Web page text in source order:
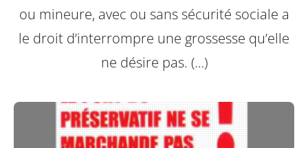
ou mineure, avec ou sans sécurité sociale a
le droit d’interrompre une grossesse qu’elle
ne désire pas. (…)